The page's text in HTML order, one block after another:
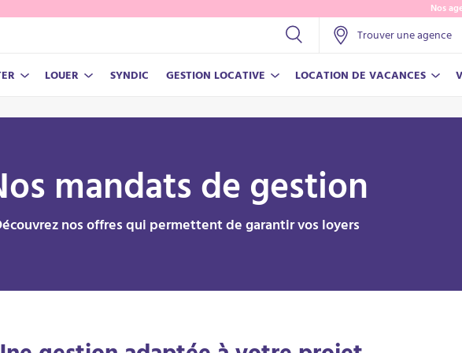
Nos agences
Trouver une agence
NOS OUTILS
Estimer son prix de vente
LOUER
NOS OUTILS
Estimer son loyer
SYNDIC GESTION LOCATIVE LOCATION DE VACANCES
mandats de gestion
nos offres qui permettent de garantir vos loyers